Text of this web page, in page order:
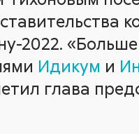
2022.
Идикум и
глава